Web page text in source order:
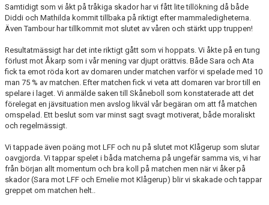
Samtidigt som vi åkt på tråkiga skador har vi fått lite tillökning då både
Diddi och Mathilda kommit tillbaka på riktigt efter mammaledigheterna.
Även Tambour har tillkommit mot slutet av våren och stärkt upp truppen!
Resultatmässigt har det inte riktigt gått som vi hoppats. Vi åkte på en tung
förlust mot Åkarp som i vår mening var djupt orättvis. Både Sara och Ata
fick ta emot röda kort av domaren under matchen varför vi spelade med 10
man 75 % av matchen. Efter matchen fick vi veta att domaren var bror till en
spelare i laget. Vi anmälde saken till Skåneboll som konstaterade att det
förelegat en jävsituation men avslog likväl vår begäran om att få matchen
omspelad. Ett beslut som var minst sagt svagt motiverat, både moraliskt
och regelmässigt.
Vi tappade även poäng mot LFF och nu på slutet mot Klågerup som slutar
oavgjorda. Vi tappar spelet i båda matcherna på ungefär samma vis, vi har
från början allt momentum och bra koll på matchen men när vi åker på
skador (Sara mot LFF och Emelie mot Klågerup) blir vi skakade och tappar
greppet om matchen helt..